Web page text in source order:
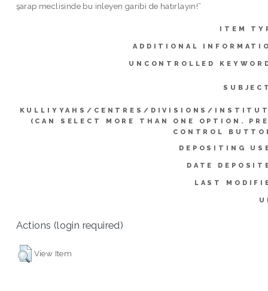
şarap meclisinde bu inleyen garibi de hatırlayın!”
ITEM
ADDITIONAL
UNCONTROLLED
KULLIYYAHS/CENTRES/DIVISIONS/
(CAN SELECT MORE THAN ONE OPTION.
CONTROL
DEPOSITING
DATE
LAST
Actions (login required)
View Item